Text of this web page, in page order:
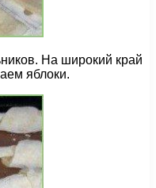
На широкий край
яблоки.